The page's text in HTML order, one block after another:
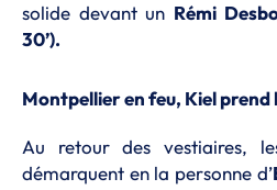
solide devant un Rémi
30’).
Montpellier en feu, Kiel prend
Au retour des vestiaires,
démarquent en la personne d’